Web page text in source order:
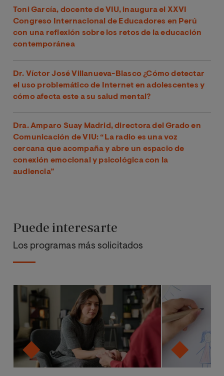
Toni García, docente de VIU, inaugura el XXVI
Congreso Internacional de Educadores en Perú
con una reflexión sobre los retos de la educación
contemporánea
Dr. Víctor José Villanueva-Blasco ¿Cómo detectar
el uso problemático de Internet en adolescentes y
cómo afecta este a su salud mental?
Dra. Amparo Suay Madrid, directora del Grado en
Comunicación de VIU: “La radio es una voz
cercana que acompaña y abre un espacio de
conexión emocional y psicológica con la
audiencia”
Puede interesarte
Los programas más solicitados